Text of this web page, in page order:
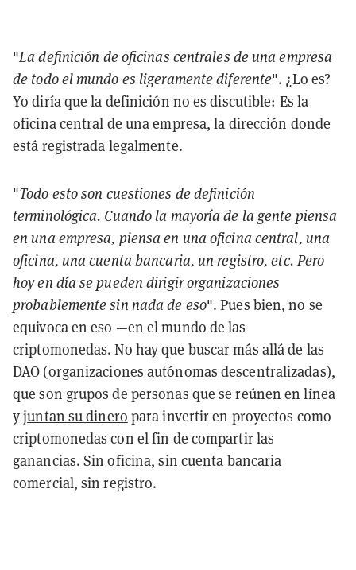
"La definición de oficinas centrales de una empresa
de todo el mundo es ligeramente diferente". ¿Lo es?
Yo diría que la definición no es discutible: Es la
oficina central de una empresa, la dirección donde
está registrada legalmente.
"Todo esto son cuestiones de definición
terminológica. Cuando la mayoría de la gente piensa
en una empresa, piensa en una oficina central, una
oficina, una cuenta bancaria, un registro, etc. Pero
hoy en día se pueden dirigir organizaciones
probablemente sin nada de eso". Pues bien, no se
equivoca en eso —en el mundo de las
criptomonedas. No hay que buscar más allá de las
DAO (organizaciones autónomas descentralizadas),
que son grupos de personas que se reúnen en línea
yjuntan su dinero para invertir en proyectos como
criptomonedas con el fin de compartir las
ganancias. Sin oficina, sin cuenta bancaria
comercial, sin registro.